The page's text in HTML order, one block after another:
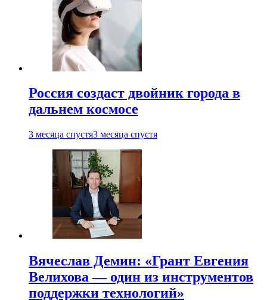
Россия создаст двойник города в
дальнем космосе
3 месяца спустя3 месяца спустя
Вячеслав Демин: «Грант Евгения
Велихова — один из инструментов
поддержки технологий»